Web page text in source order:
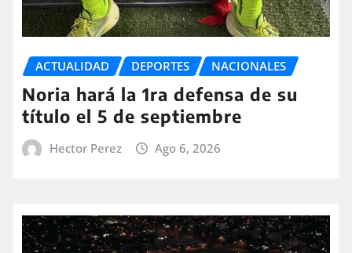
ACTUALIDAD DEPORTES NACIONALES
Noria hará la 1ra defensa de su
título el 5 de septiembre
Hector Perez Ago 6, 2026